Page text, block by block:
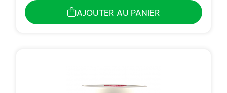
AJOUTER AU PANIER